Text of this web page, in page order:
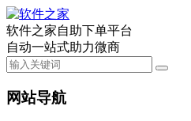
软件之家自助下单平台
自动一站式助力微商
网站导航